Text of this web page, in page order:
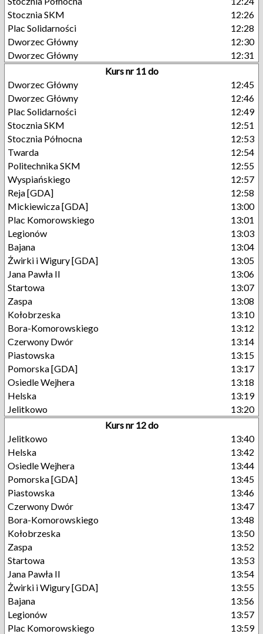
Stocznia SKM
12:26
Plac Solidarności
12:28
Dworzec Główny
12:30
Dworzec Główny
12:31
Kurs nr 11 do
Dworzec Główny
12:45
Dworzec Główny
12:46
Plac Solidarności
12:49
Stocznia SKM
12:51
Stocznia Północna
12:53
Twarda
12:54
Politechnika SKM
12:55
Wyspiańskiego
12:57
Reja [GDA]
12:58
Mickiewicza [GDA]
13:00
Plac Komorowskiego
13:01
Legionów
13:03
Bajana
13:04
Żwirki i Wigury [GDA]
13:05
Jana Pawła II
13:06
Startowa
13:07
Zaspa
13:08
Kołobrzeska
13:10
Bora-Komorowskiego
13:12
Czerwony Dwór
13:14
Piastowska
13:15
Pomorska [GDA]
13:17
Osiedle Wejhera
13:18
Helska
13:19
Jelitkowo
13:20
Kurs nr 12 do
Jelitkowo
13:40
Helska
13:42
Osiedle Wejhera
13:44
Pomorska [GDA]
13:45
Piastowska
13:46
Czerwony Dwór
13:47
Bora-Komorowskiego
13:48
Kołobrzeska
13:50
Zaspa
13:52
Startowa
13:53
Jana Pawła II
13:54
Żwirki i Wigury [GDA]
13:55
Bajana
13:56
Legionów
13:57
Plac Komorowskiego
13:59